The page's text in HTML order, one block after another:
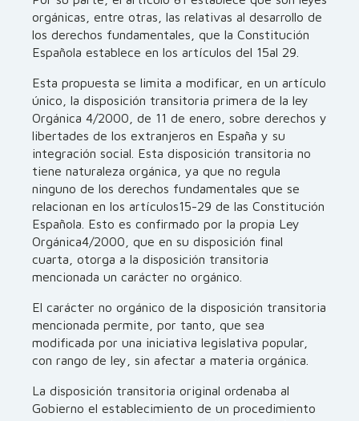
orgánicas, entre otras, las relativas al desarrollo de
los derechos fundamentales, que la Constitución
Española establece en los artículos del 15al 29.
Esta propuesta se limita a modificar, en un artículo
único, la disposición transitoria primera de la ley
Orgánica 4/2000, de 11 de enero, sobre derechos y
libertades de los extranjeros en España y su
integración social. Esta disposición transitoria no
tiene naturaleza orgánica, ya que no regula
ninguno de los derechos fundamentales que se
relacionan en los artículos15-29 de las Constitución
Española. Esto es confirmado por la propia Ley
Orgánica4/2000, que en su disposición final
cuarta, otorga a la disposición transitoria
mencionada un carácter no orgánico.
El carácter no orgánico de la disposición transitoria
mencionada permite, por tanto, que sea
modificada por una iniciativa legislativa popular,
con rango de ley, sin afectar a materia orgánica.
La disposición transitoria original ordenaba al
Gobierno el establecimiento de un procedimiento